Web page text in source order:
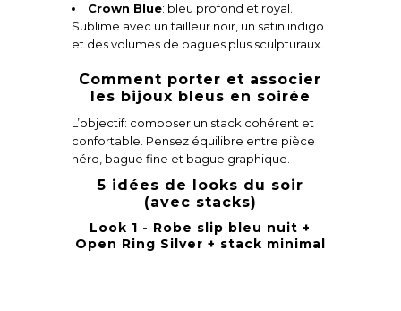
Crown Blue: bleu profond et royal.
Sublime avec un tailleur noir, un satin indigo
et des volumes de bagues plus sculpturaux.
Comment porter et associer
les bijoux bleus en soirée
L’objectif: composer un stack cohérent et
confortable. Pensez équilibre entre pièce
héro, bague fine et bague graphique.
5 idées de looks du soir
(avec stacks)
Look 1 - Robe slip bleu nuit +
Open Ring Silver + stack minimal